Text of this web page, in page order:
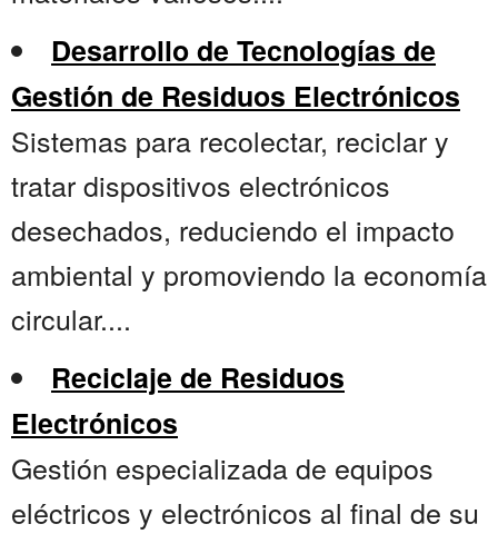
Desarrollo de Tecnologías de
Gestión de Residuos Electrónicos
Sistemas para recolectar, reciclar y
tratar dispositivos electrónicos
desechados, reduciendo el impacto
ambiental y promoviendo la economía
circular....
Reciclaje de Residuos
Electrónicos
Gestión especializada de equipos
eléctricos y electrónicos al final de su